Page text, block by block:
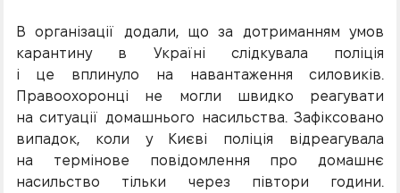
В організації додали, що за дотриманням умов
карантину в Україні слідкувала поліція
і це вплинуло на навантаження силовиків.
Правоохоронці не могли швидко реагувати
на ситуації домашнього насильства. Зафіксовано
випадок, коли у Києві поліція відреагувала
на термінове повідомлення про домашнє
насильство тільки через півтори години.